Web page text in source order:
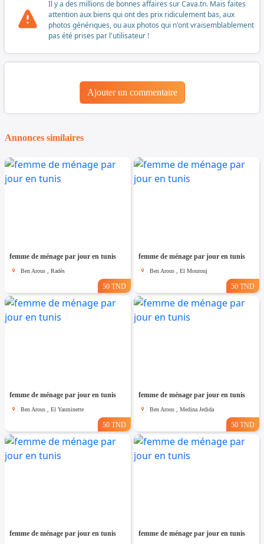
Il y a des millions de bonnes affaires sur Cava.tn. Mais faites
attention aux biens qui ont des prix ridiculement bas, aux
photos génériques, ou aux photos qui n'ont vraisemblablement
pas été prises par l'utilisateur !
Ajouter un commentaire
Annonces similaires
femme de ménage par jour en tunis
Ben Arous , Radès
50 TND
femme de ménage par jour en tunis
Ben Arous , El Mourouj
50 TND
femme de ménage par jour en tunis
Ben Arous , El Yasminette
50 TND
femme de ménage par jour en tunis
Ben Arous , Medina Jedida
50 TND
femme de ménage par jour en tunis femme de ménage par jour en tunis